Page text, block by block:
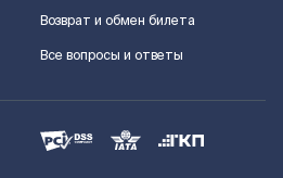
Возврат и обмен билета
Все вопросы и ответы